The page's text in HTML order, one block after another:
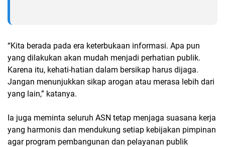
“Kita berada pada era keterbukaan informasi. Apa pun
yang dilakukan akan mudah menjadi perhatian publik.
Karena itu, kehati-hatian dalam bersikap harus dijaga.
Jangan menunjukkan sikap arogan atau merasa lebih dari
yang lain,” katanya.
Ia juga meminta seluruh ASN tetap menjaga suasana kerja
yang harmonis dan mendukung setiap kebijakan pimpinan
agar program pembangunan dan pelayanan publik